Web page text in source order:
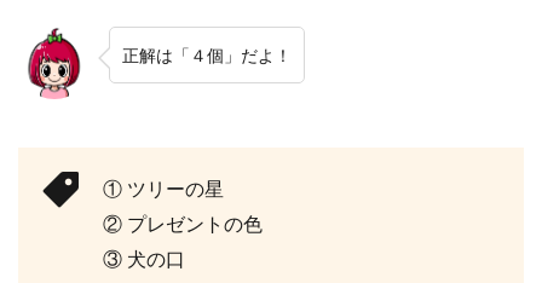
正解は「４個」だよ！
① ツリーの星
② プレゼントの色
③ 犬の口